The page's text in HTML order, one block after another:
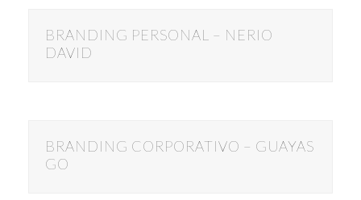
BRANDING PERSONAL – NERIO
DAVID
BRANDING CORPORATIVO – GUAYAS
GO